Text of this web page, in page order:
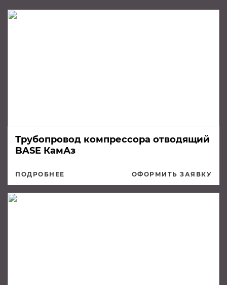
Трубопровод компрессора отводящий
BASE КамАз
ПОДРОБНЕЕ ОФОРМИТЬ ЗАЯВКУ